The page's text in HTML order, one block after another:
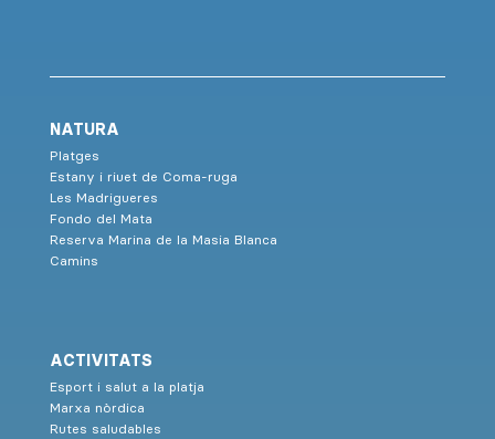
NATURA
Platges
Estany i riuet de Coma-ruga
Les Madrigueres
Fondo del Mata
Reserva Marina de la Masia Blanca
Camins
ACTIVITATS
Esport i salut a la platja
Marxa nòrdica
Rutes saludables